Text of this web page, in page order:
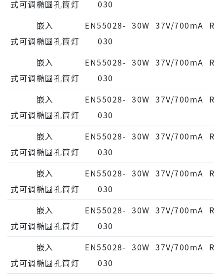
式可调椭圆孔筒灯
030
嵌⼊
式可调椭圆孔筒灯
EN55028-
030
30W 37V/700mA
嵌⼊
式可调椭圆孔筒灯
EN55028-
030
30W 37V/700mA
嵌⼊
式可调椭圆孔筒灯
EN55028-
030
30W 37V/700mA
嵌⼊
式可调椭圆孔筒灯
EN55028-
030
30W 37V/700mA
嵌⼊
式可调椭圆孔筒灯
EN55028-
030
30W 37V/700mA
嵌⼊
式可调椭圆孔筒灯
EN55028-
030
30W 37V/700mA
嵌⼊
式可调椭圆孔筒灯
EN55028-
030
30W 37V/700mA